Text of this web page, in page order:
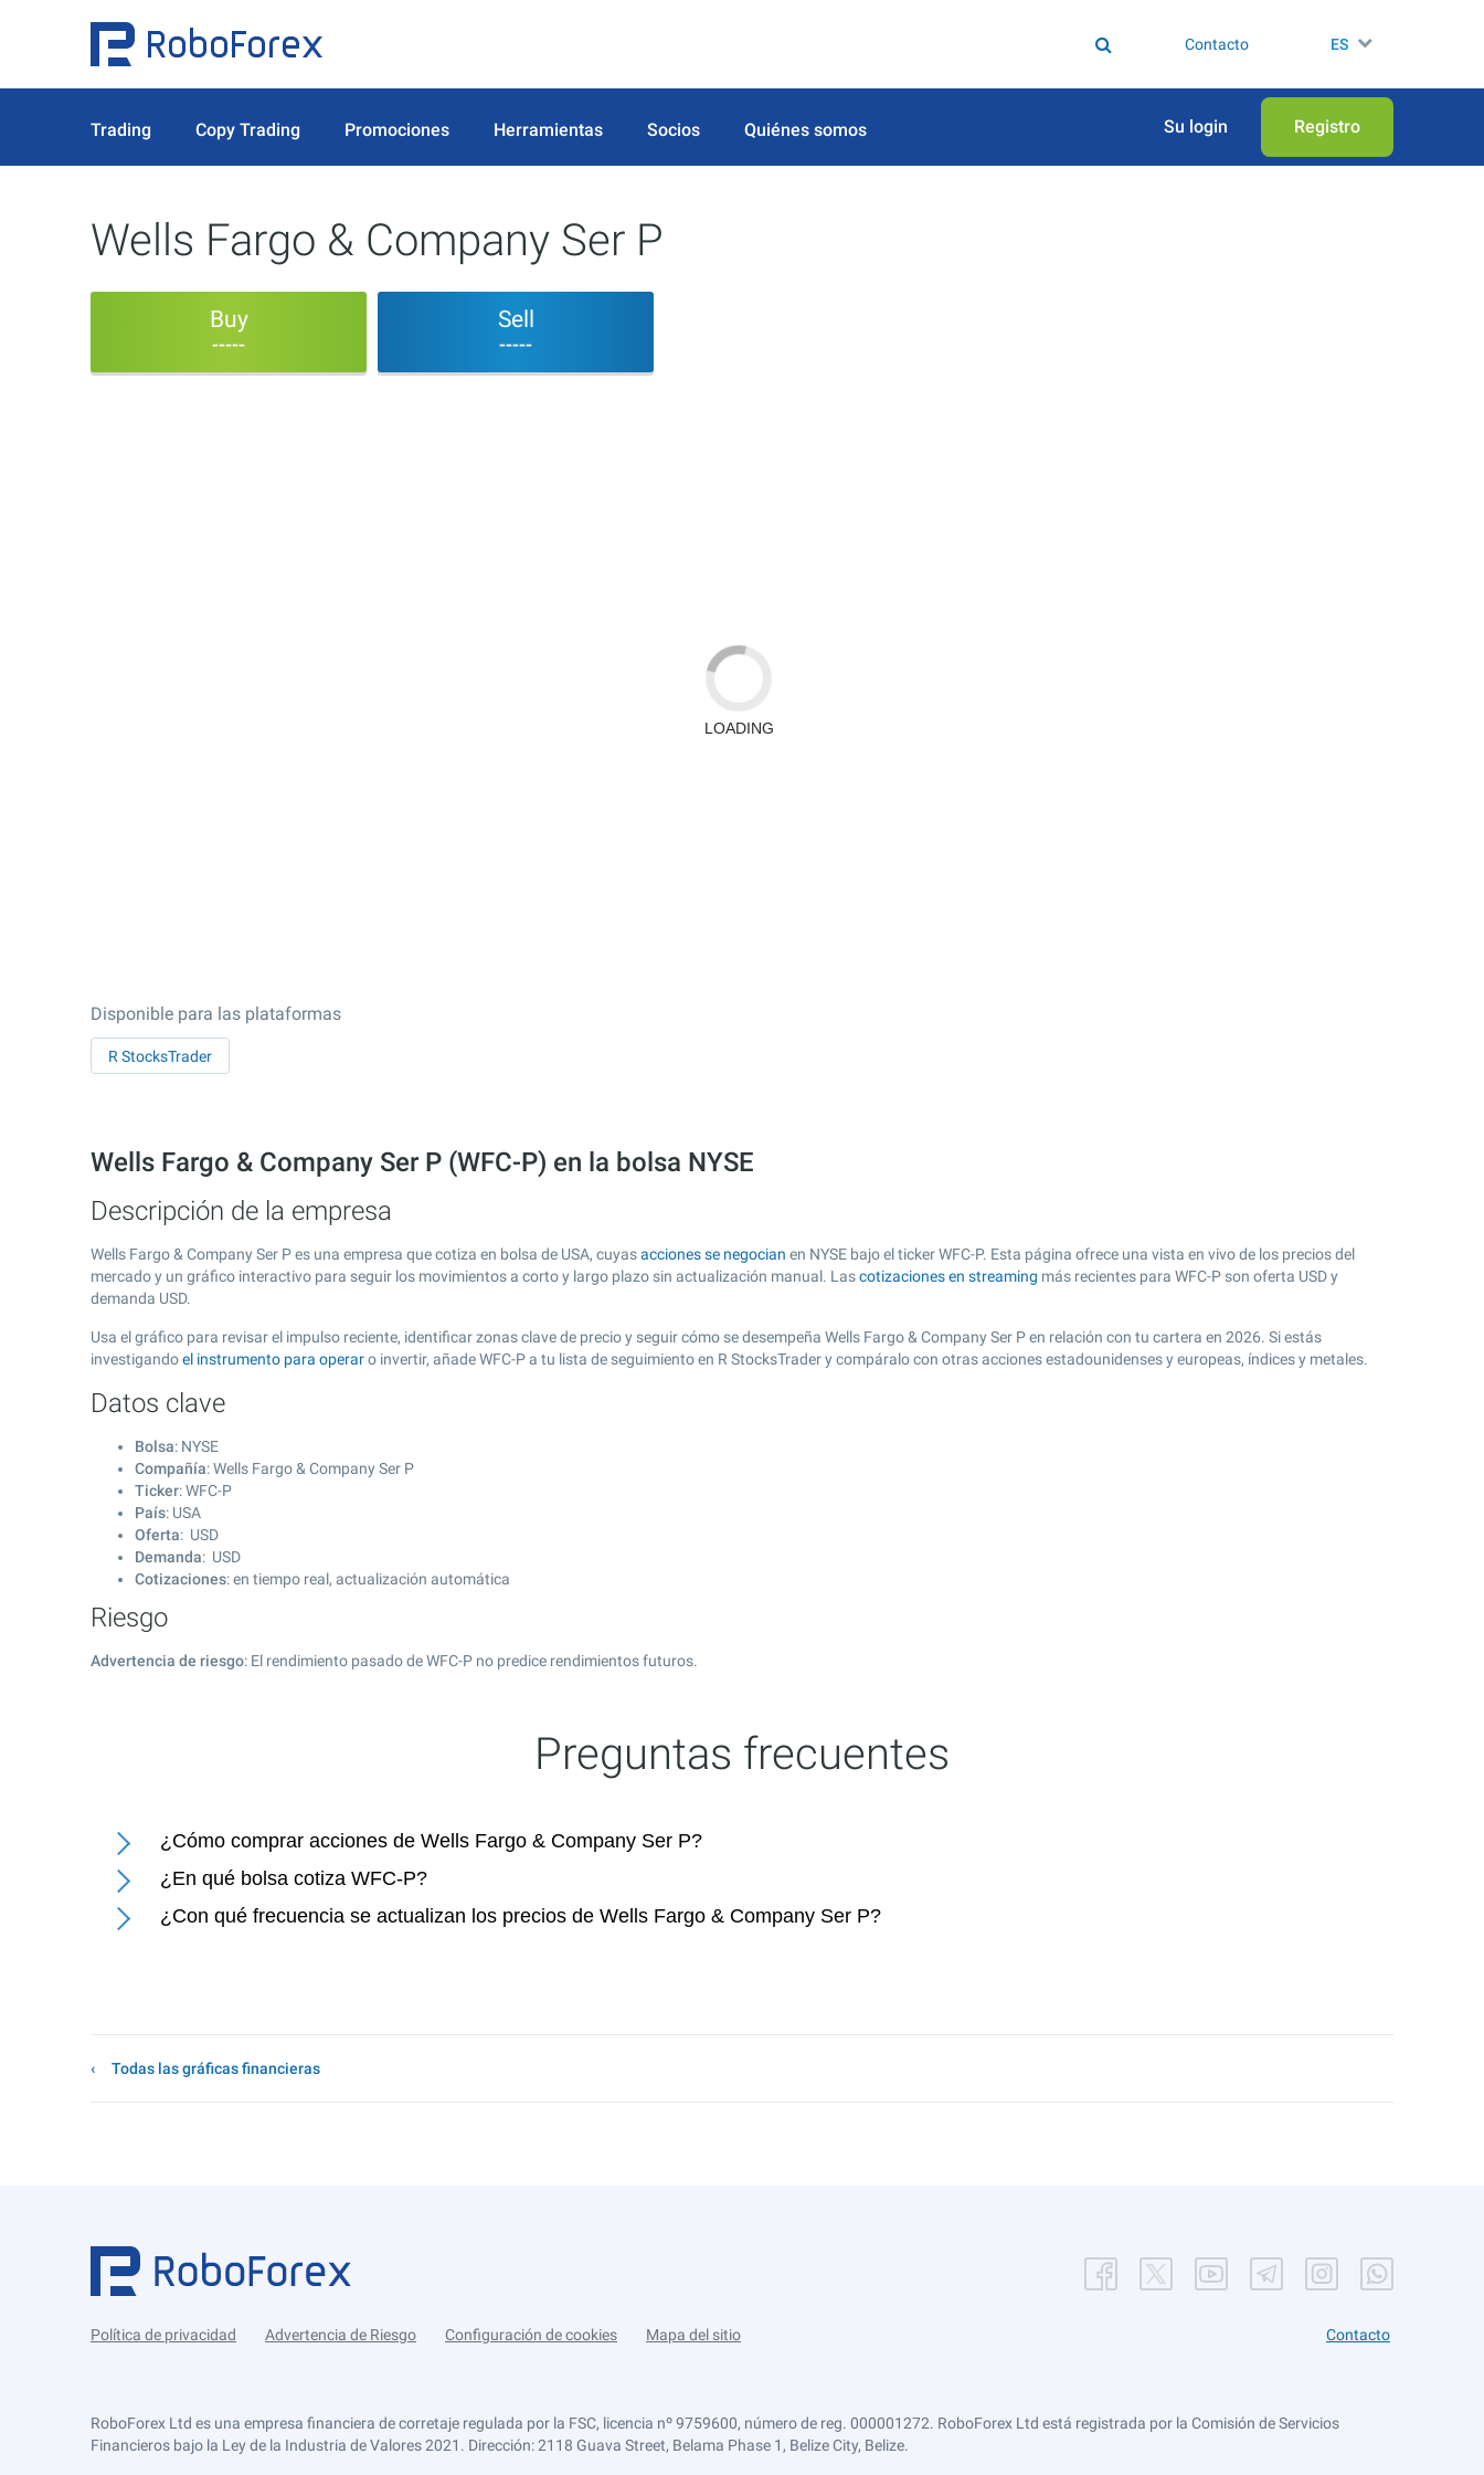
Contacto ES
Trading Copy Trading Promociones Herramientas Socios Quiénes somos Su login Registro
Wells Fargo & Company Ser P
Buy
-----
Sell
-----
Disponible para las plataformas
R StocksTrader
Wells Fargo & Company Ser P (WFC-P) en la bolsa NYSE
Descripción de la empresa
Wells Fargo & Company Ser P es una empresa que cotiza en bolsa de USA, cuyasacciones se negocian en NYSE bajo el ticker WFC-P. Esta página ofrece una vista en vivo de los precios del
mercado y un gráfico interactivo para seguir los movimientos a corto y largo plazo sin actualización manual. Lascotizaciones en streaming más recientes para WFC-P son oferta USD y
demanda USD.
Usa el gráfico para revisar el impulso reciente, identificar zonas clave de precio y seguir cómo se desempeña Wells Fargo & Company Ser P en relación con tu cartera en 2026. Si estás
investigandoel instrumento para operaro invertir, añade WFC-P a tu lista de seguimiento en R StocksTrader y compáralo con otras acciones estadounidenses y europeas, índices y metales.
Datos clave
Bolsa: NYSE
Compañía: Wells Fargo & Company Ser P
Ticker: WFC-P
País: USA
Oferta: USD
Demanda: USD
Cotizaciones: en tiempo real, actualización automática
Riesgo
Advertencia de riesgo: El rendimiento pasado de WFC-P no predice rendimientos futuros.
Preguntas frecuentes
¿Cómo comprar acciones de Wells Fargo & Company Ser P?
¿En qué bolsa cotiza WFC-P?
¿Con qué frecuencia se actualizan los precios de Wells Fargo & Company Ser P?
Todas las gráficas financieras
Política de privacidad Advertencia de Riesgo Configuración de cookies Mapa del sitio Contacto
RoboForex Ltd es una empresa financiera de corretaje regulada por la FSC, licencia nº 9759600, número de reg. 000001272. RoboForex Ltd está registrada por la Comisión de Servicios
Financieros bajo la Ley de la Industria de Valores 2021. Dirección: 2118 Guava Street, Belama Phase 1, Belize City, Belize.